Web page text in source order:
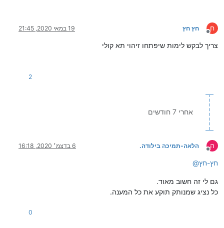
ח
מנותק
חץ חץ 19 במאי 2020, 21:45
צריך לבקש לימות שיפתחו זיהוי תא קולי
2
אחרי 7 חודשים
ה
מנותק
הלאה-תמיכה בילודה. 6 בדצמ׳ 2020, 16:18
@חץ-חץ
גם לי זה חשוב מאוד.
כל נציג שמנותק תוקע את כל המענה.
0